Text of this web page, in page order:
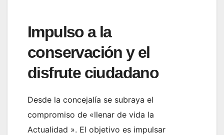
Impulso a la
conservación y el
disfrute ciudadano
Desde la concejalía se subraya el
compromiso de «llenar de vida la
Actualidad ». El objetivo es impulsar